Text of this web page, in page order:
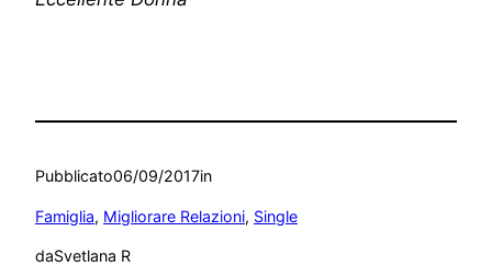
Pubblicato06/09/2017in
Famiglia, Migliorare Relazioni, Single
daSvetlana R